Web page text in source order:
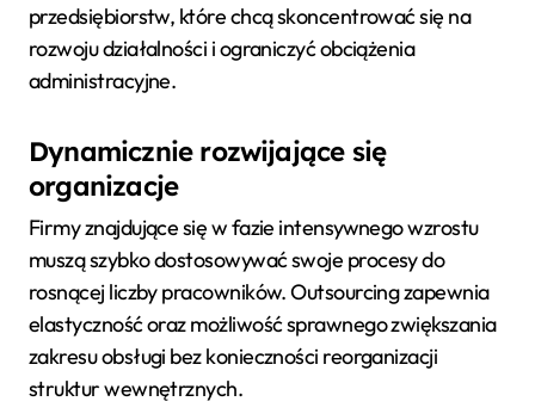
przedsiębiorstw, które chcą skoncentrować się na
rozwoju działalności i ograniczyć obciążenia
administracyjne.
Dynamicznie rozwijające się
organizacje
Firmy znajdujące się w fazie intensywnego wzrostu
muszą szybko dostosowywać swoje procesy do
rosnącej liczby pracowników. Outsourcing zapewnia
elastyczność oraz możliwość sprawnego zwiększania
zakresu obsługi bez konieczności reorganizacji
struktur wewnętrznych.